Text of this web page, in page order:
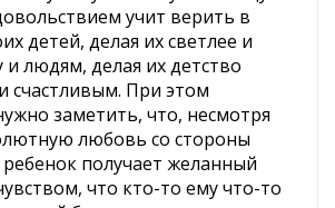
учит верить в
детей, делая их светлее и
людям, делая их детство
счастливым. При этом
заметить, что, несмотря
любовь со стороны
получает желанный
что кто-то ему что-то